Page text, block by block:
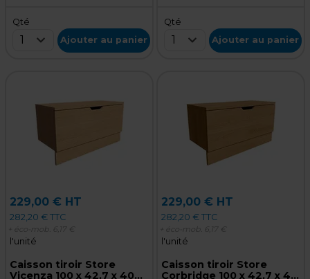
Qté
1 Ajouter au panier
Qté
1 Ajouter au panier
229,00 € HT
282,20 € TTC
+ éco-mob. 6,17 €
l'unité
Caisson tiroir Store
Vicenza 100 x 42,7 x 40
229,00 € HT
282,20 € TTC
+ éco-mob. 6,17 €
l'unité
Caisson tiroir Store
Corbridge 100 x 42,7 x 40